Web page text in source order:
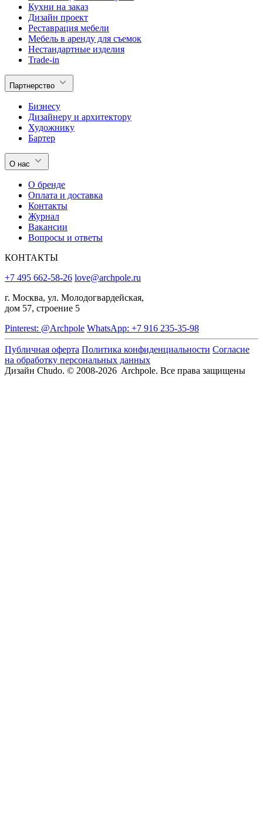
Кухни на заказ
Дизайн проект
Реставрация мебели
Мебель в аренду для съемок
Нестандартные изделия
Trade-in
Партнерство
Бизнесу
Дизайнеру и архитектору
Художнику
Бартер
О нас
О бренде
Оплата и доставка
Контакты
Журнал
Вакансии
Вопросы и ответы
КОНТАКТЫ
+7 495 662-58-26 love@archpole.ru
г. Москва, ул. Молодогвардейская,
дом 57, строение 5
Pinterest: @Archpole WhatsApp: +7 916 235-35-98
Публичная оферта Политика конфиденциальности Согласие
на обработку персональных данных
Дизайн Chudo. © 2008-2026 Archpole. Все права защищены